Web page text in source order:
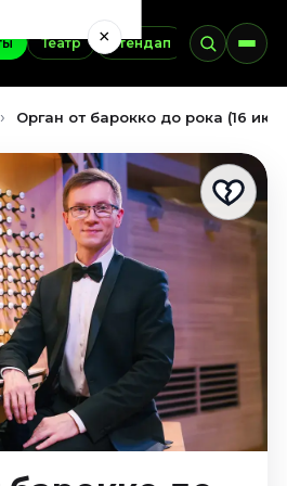
Театр Стендап Выставки
×
Орган от барокко до рока (16